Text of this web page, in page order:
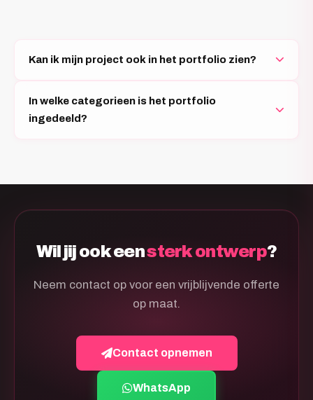
Kan ik mijn project ook in het portfolio zien?
In welke categorieen is het portfolio
ingedeeld?
Wil jij ook eensterk ontwerp?
Neem contact op voor een vrijblijvende offerte
op maat.
Contact opnemen
WhatsApp